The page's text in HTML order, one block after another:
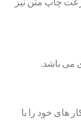
می ‌باشد.
های خود را با